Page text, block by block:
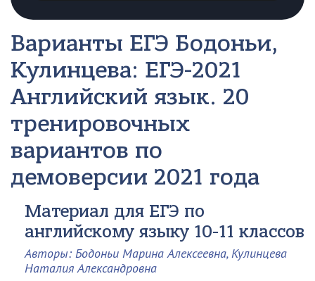
Варианты ЕГЭ Бодоньи,
Кулинцева: ЕГЭ-2021
Английский язык. 20
тренировочных
вариантов по
демоверсии 2021 года
Материал для ЕГЭ по
английскому языку 10-11 классов
Авторы: Бодоньи Марина Алексеевна, Кулинцева
Наталия Александровна